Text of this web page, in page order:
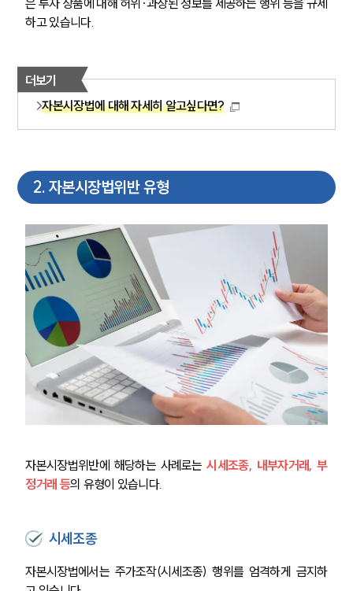
은 투자 상품에 대해 허위·과장된 정보를 제공하는 행위 등을 규제
하고 있습니다.
더보기
자본시장법에 대해 자세히 알고싶다면?
2. 자본시장법위반 유형
자본시장법위반에 해당하는 사례로는 시세조종, 내부자거래, 부
정거래 등의 유형이 있습니다.
시세조종
자본시장법에서는 주가조작(시세조종) 행위를 엄격하게 금지하